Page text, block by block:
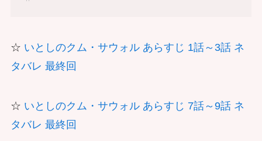
☆ いとしのクム・サウォル あらすじ 1話～3話 ネ
タバレ 最終回
☆ いとしのクム・サウォル あらすじ 7話～9話 ネ
タバレ 最終回